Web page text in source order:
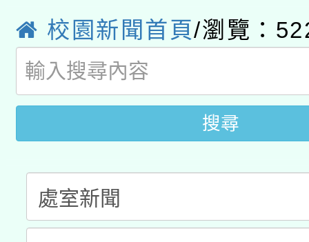
薪期間赴陸應申請許可
轉知經濟部水利署委託
業技術研究院辦理「
用水績優單位及節水達
115年8月22日(星期六
桃園市孔廟祈福系列
開 智慧啟航」
2026年桃園地景藝術
校園新聞首頁/瀏覽：
搜尋